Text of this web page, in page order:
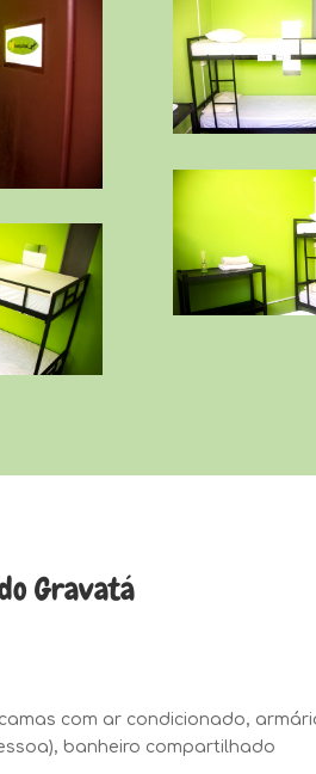
Gravatá
camas com ar condicionado,
banheiro compartilhado